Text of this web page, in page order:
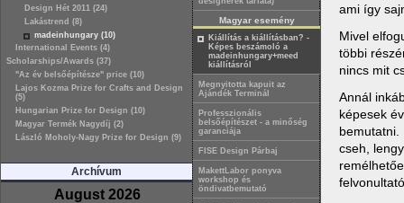
Design Hét 2011 (24)
Lakástrend (8)
madeinhungary (10)
International Events (4)
Scholarships/Awards (37)
"Az év belsőépítésze" price (10)
Lajos Kozma Prize for Crafts and Design
(5)
Hungarian Prize for Design (10)
Magyar Termék Nagydíj (2)
László Moholy-Nagy Prize for Design (9)
Archívum
August 2026
Magyar esemény
Kiállítás a kiállításban? -
Képes beszámoló a
madeinhungary+meed
kiállításról
Megnyitotta kapuit az
Ajándék Terminál
Professzionális
belsőépítészet - a minőség
garanciája
FISE Design Párbaj
MakettLabor ponyva
workshop és
öndivatbemutató
ami így
Mivel
többi
nincs mit
Annál
képesek
bemutatni.
cseh,